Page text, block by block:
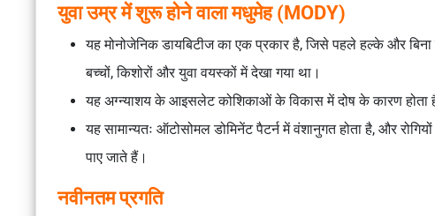
युवा उम्र में शुरू होने वाला मधुमेह (MODY)
यह मोनोजेनिक डायबिटीज का एक प्रकार है, जिसे पहले हल्के और
बच्चों, किशोरों और युवा वयस्कों में देखा गया था।
यह अग्न्याशय के आइसलेट कोशिकाओं के विकास में दोष के कारण होता
यह सामान्यतः ऑटोसोमल डोमिनेंट पैटर्न में वंशानुगत होता है, और
पाए जाते हैं।
नवीनतम प्रगति